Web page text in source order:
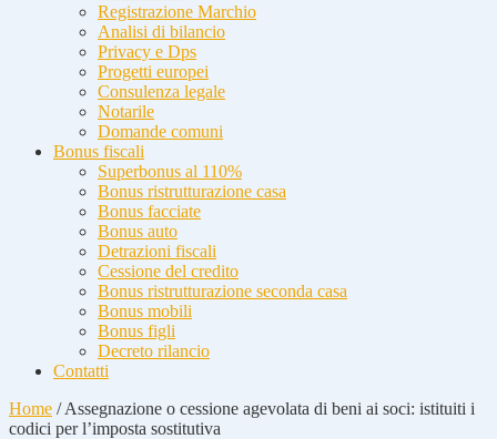
Registrazione Marchio
Analisi di bilancio
Privacy e Dps
Progetti europei
Consulenza legale
Notarile
Domande comuni
Bonus fiscali
Superbonus al 110%
Bonus ristrutturazione casa
Bonus facciate
Bonus auto
Detrazioni fiscali
Cessione del credito
Bonus ristrutturazione seconda casa
Bonus mobili
Bonus figli
Decreto rilancio
Contatti
Home /Assegnazione o cessione agevolata di beni ai soci: istituiti i
codici per l’imposta sostitutiva